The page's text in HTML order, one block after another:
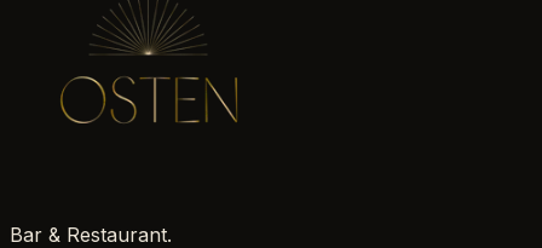
Bar & Restaurant.